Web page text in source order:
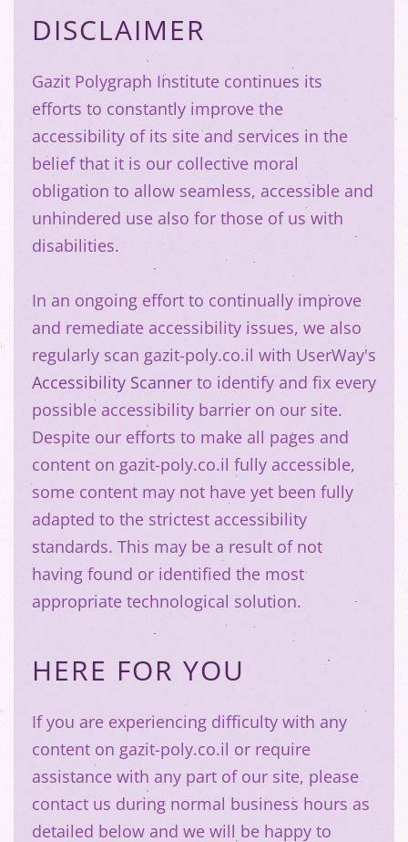
DISCLAIMER
Gazit Polygraph Institute continues its
efforts to constantly improve the
accessibility of its site and services in the
belief that it is our collective moral
obligation to allow seamless, accessible and
unhindered use also for those of us with
disabilities.
In an ongoing effort to continually improve
and remediate accessibility issues, we also
regularly scan gazit-poly.co.il with UserWay's
Accessibility Scanner to identify and fix every
possible accessibility barrier on our site.
Despite our efforts to make all pages and
content on gazit-poly.co.il fully accessible,
some content may not have yet been fully
adapted to the strictest accessibility
standards. This may be a result of not
having found or identified the most
appropriate technological solution.
HERE FOR YOU
If you are experiencing difficulty with any
content on gazit-poly.co.il or require
assistance with any part of our site, please
contact us during normal business hours as
detailed below and we will be happy to